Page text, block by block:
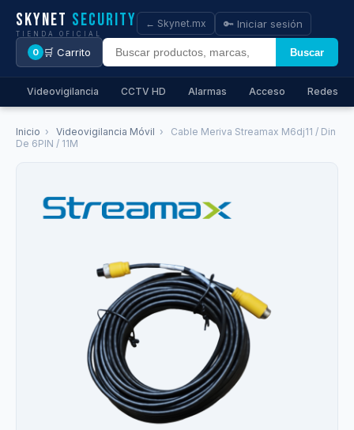
Skynet Security
TIENDA OFICIAL
Buscar
← Skynet.mx 🔑 Iniciar sesión
0 🛒 Carrito
Videovigilancia CCTV HD Alarmas Acceso Redes
Inicio › Videovigilancia Móvil ›
Cable Meriva Streamax M6dj11 / Din
De 6PIN / 11M